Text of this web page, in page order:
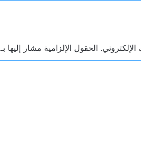
الحقول الإلزامية مشار إليها بـ